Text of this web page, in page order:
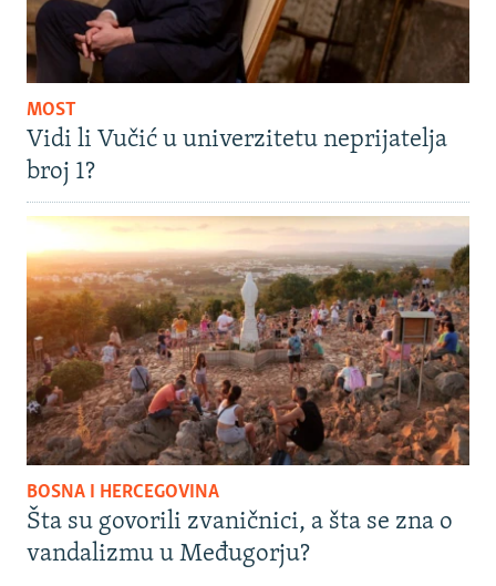
MOST
Vidi li Vučić u univerzitetu neprijatelja
broj 1?
BOSNA I HERCEGOVINA
Šta su govorili zvaničnici, a šta se zna o
vandalizmu u Međugorju?